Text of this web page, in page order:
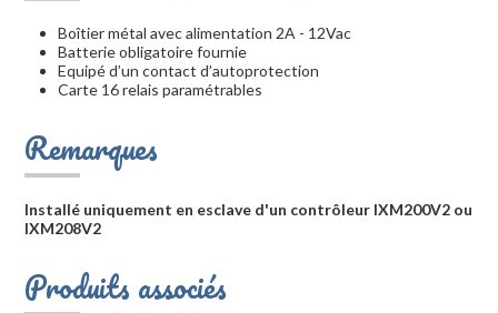
Boîtier métal avec alimentation 2A - 12Vac
Batterie obligatoire fournie
Equipé d’un contact d’autoprotection
Carte 16 relais paramétrables
Remarques
Installé uniquement en esclave d'un contrôleur IXM200V2 ou
IXM208V2
Produits associés